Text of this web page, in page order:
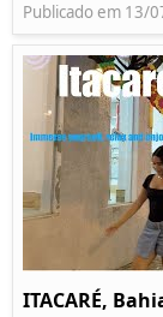
Publicado em 13/
ITACARÉ,